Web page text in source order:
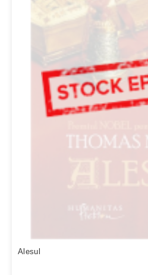
Alesul